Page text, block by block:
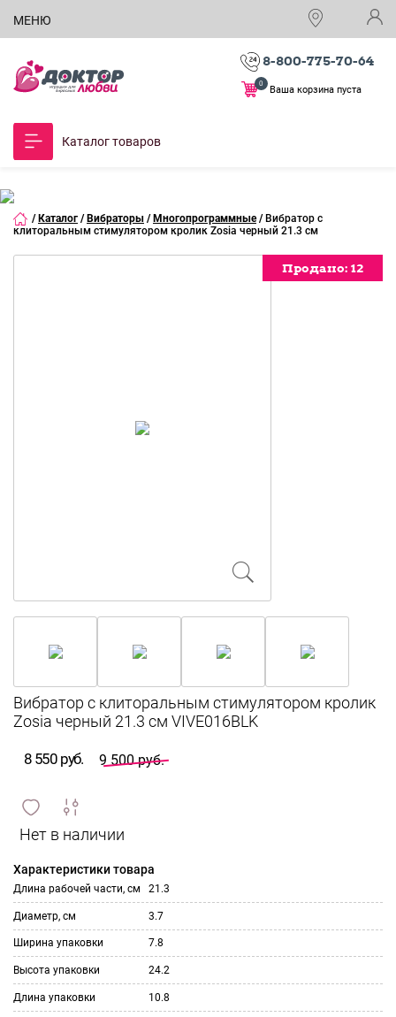
МЕНЮ
8-800-775-70-64
Ваша корзина пуста
0
Каталог товаров
/ Каталог / Вибраторы / Многопрограммные / Вибратор с
клиторальным стимулятором кролик Zosia черный 21.3 см
Продано: 12
Продано: 12
Продано: 12
Продано: 12
8 550 руб. 9 500 руб.
и
сравнить
ИЗБРАННОЕ
Характеристики товара
Длина рабочей части, см 21.3
Диаметр, см 3.7
Ширина упаковки 7.8
Высота упаковки 24.2
Длина упаковки 10.8